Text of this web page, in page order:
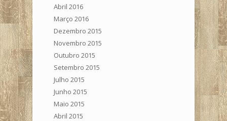
Abril 2016
Março 2016
Dezembro 2015
Novembro 2015
Outubro 2015
Setembro 2015
Julho 2015
Junho 2015
Maio 2015
Abril 2015